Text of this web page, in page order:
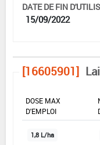
DATE DE FIN
15/09/2022
[16605901]
DOSE MAX
D'EMPLOI
1,8 L/ha